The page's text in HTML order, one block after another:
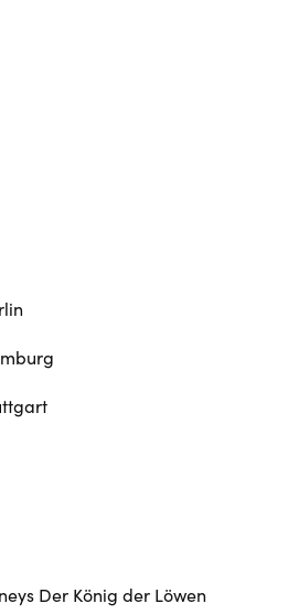
Der König der Löwen